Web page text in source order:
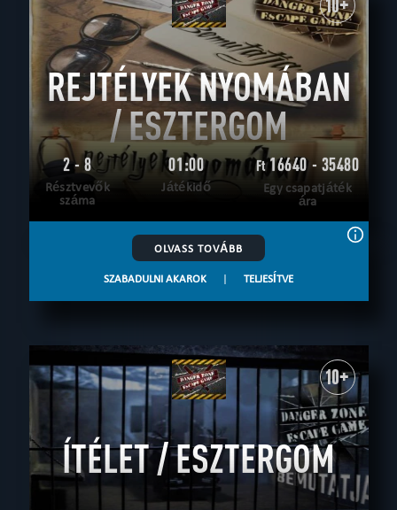
10+
REJTÉLYEK NYOMÁBAN
/ ESZTERGOM
2 - 8
Résztvevők
száma
01:00
Játékidő
Ft16640 - 35480
Egy csapatjáték
ára
OLVASS TOVÁBB
SZABADULNI AKAROK | TELJESÍTVE
10+
ÍTÉLET / ESZTERGOM